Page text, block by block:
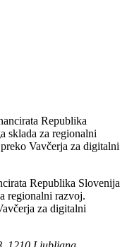
Republika Slovenija
regionalni razvoj.
za digitalni